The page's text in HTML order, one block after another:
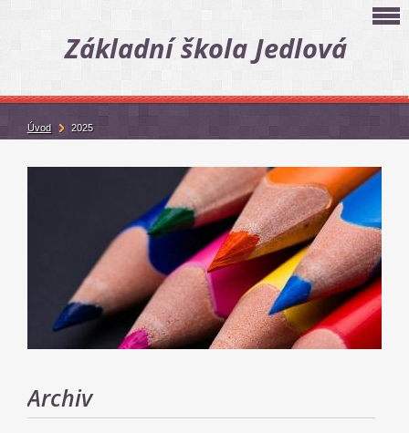
Základní škola Jedlová
Archiv
Úvod 2025